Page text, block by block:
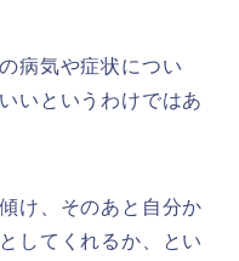
病気や症状につい
いというわけではあ
け、そのあと自分か
してくれるか、とい